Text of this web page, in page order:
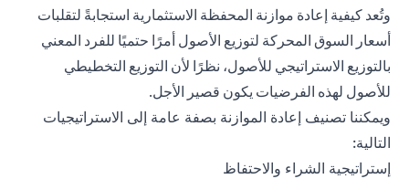
وتُعد كيفية إعادة موازنة المحفظة الاستثمارية استجابةً لتقلبات
أسعار السوق المحركة لتوزيع الأصول أمرًا حتميًا للفرد المعني
بالتوزيع الاستراتيجي للأصول، نظرًا لأن التوزيع التخطيطي
للأصول لهذه الفرضيات يكون قصير الأجل.
ويمكننا تصنيف إعادة الموازنة بصفة عامة إلى الاستراتيجيات
التالية:
إستراتيجية الشراء والاحتفاظ